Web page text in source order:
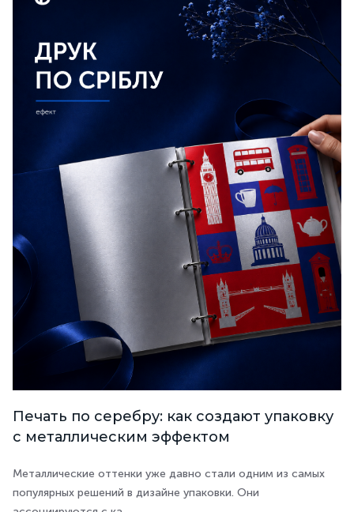
Печать по серебру: как создают упаковку
с металлическим эффектом
Металлические оттенки уже давно стали одним из самых
популярных решений в дизайне упаковки. Они